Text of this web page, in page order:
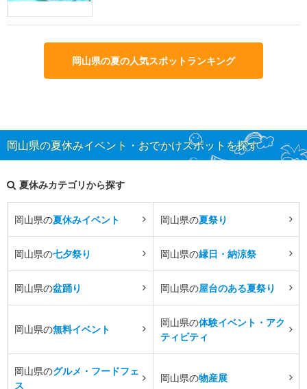
岡山県の夏の人気スポットランキング
岡山県の夏休みイベント・おでかけスポットを探す
夏休みカテゴリから探す
岡山県の夏休みイベント 岡山県の夏祭り
岡山県の七夕祭り 岡山県の縁日・納涼祭
岡山県の盆踊り 岡山県の屋台のある夏祭り
岡山県の無料イベント
岡山県の体験イベント・アク
ティビティ
岡山県のグルメ・フードフェ
ス
岡山県の物産展